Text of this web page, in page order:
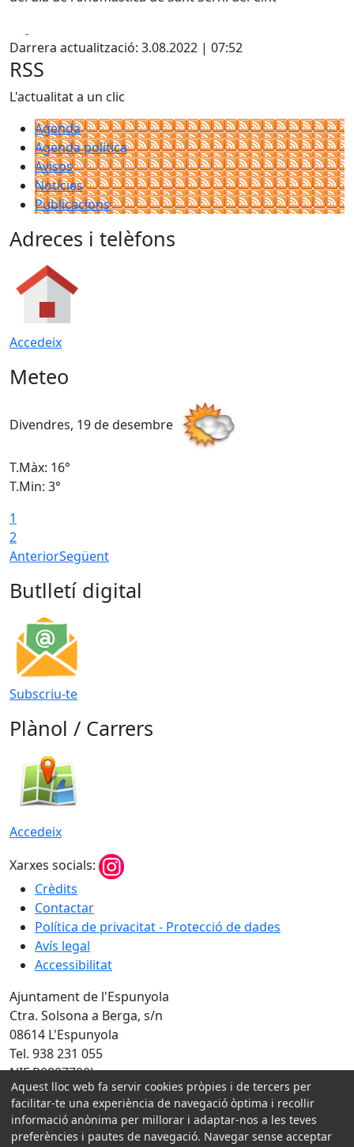
Darrera actualització: 3.08.2022 | 07:52
RSS
L'actualitat a un clic
Agenda
Agenda política
Avisos
Notícies
Publicacions
Adreces i telèfons
Accedeix
Meteo
Divendres, 19 de desembre
T.Màx: 16°
T.Min: 3°
1
2
AnteriorSegüent
Butlletí digital
Subscriu-te
Plànol / Carrers
Accedeix
Xarxes socials:
Crèdits
Contactar
Política de privacitat - Protecció de dades
Avís legal
Accessibilitat
Ajuntament de l'Espunyola
Ctra. Solsona a Berga, s/n
08614 L'Espunyola
Tel. 938 231 055
NIF P0807700J
Amb la col·laboració de:
Aquest lloc web fa servir cookies pròpies i de tercers per
facilitar-te una experiència de navegació òptima i recollir
informació anònima per millorar i adaptar-nos a les teves
preferències i pautes de navegació. Navegar sense acceptar